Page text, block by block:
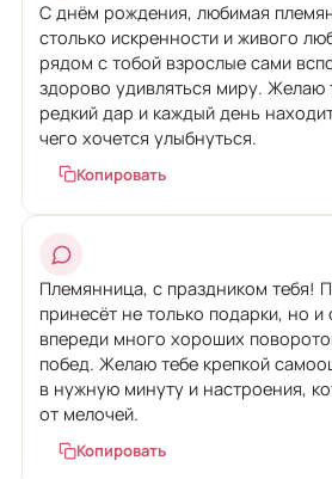
С днём рождения, любимая
столько искренности и живого
рядом с тобой взрослые сами
здорово удивляться миру. Желаю
редкий дар и каждый день
чего хочется улыбнуться.
Копировать
Племянница, с праздником тебя!
принесёт не только подарки, но
впереди много хороших
побед. Желаю тебе крепкой
в нужную минуту и настроения,
от мелочей.
Копировать